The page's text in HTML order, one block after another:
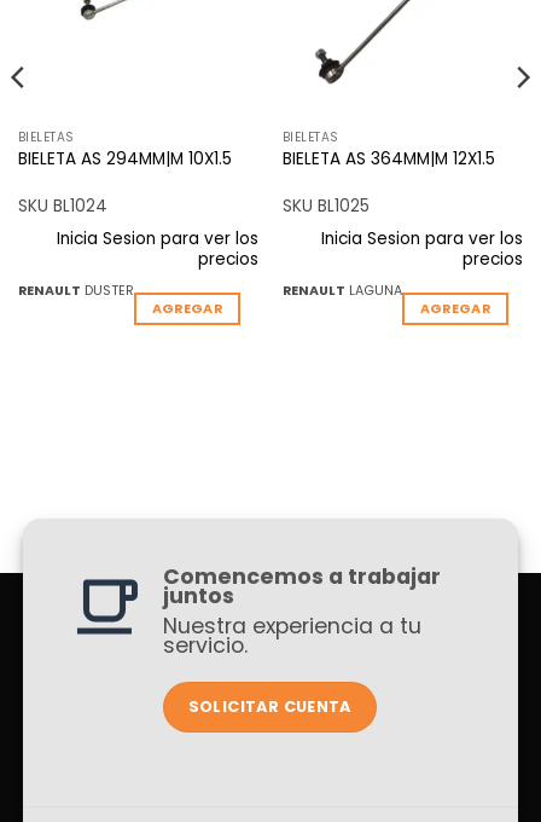
BIELETAS
BIELETA AS 294MM|M 10X1.5
SKU BL1024
Inicia Sesion para ver los
precios
RENAULT DUSTER
AGREGAR
BIELETAS
BIELETA AS 364MM|M 12X1.5
SKU BL1025
Inicia Sesion para ver los
precios
RENAULT LAGUNA
AGREGAR
Comencemos a trabajar
juntos
Nuestra experiencia a tu
servicio.
SOLICITAR CUENTA